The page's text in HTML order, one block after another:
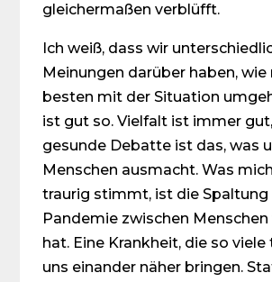
gleichermaßen verblüfft.
Ich weiß, dass wir
Meinungen darüber haben, wie
besten mit der Situation
ist gut so. Vielfalt ist immer
gesunde Debatte ist das, was
Menschen ausmacht. Was
traurig stimmt, ist die Spaltung
Pandemie zwischen
hat. Eine Krankheit, die so
uns einander näher bringen.